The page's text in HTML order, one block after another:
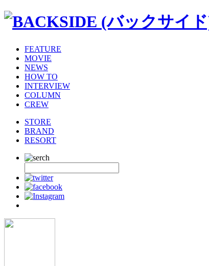
FEATURE
MOVIE
NEWS
HOW TO
INTERVIEW
COLUMN
CREW
STORE
BRAND
RESORT